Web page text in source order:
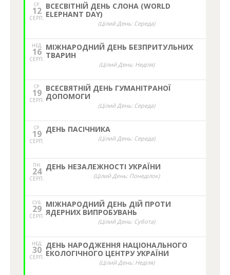
СР.
12
СЕРП.
ВСЕСВІТНІЙ ДЕНЬ СЛОНА (WORLD
ELEPHANT DAY)
(Цілий День: Середа)
НЕД,
16
СЕРП.
МІЖНАРОДНИЙ ДЕНЬ БЕЗПРИТУЛЬНИХ
ТВАРИН
(Цілий День: Неділя)
СР.
19
СЕРП.
ВСЕСВЯТНІЙ ДЕНЬ ГУМАНІТРАНОЇ
ДОПОМОГИ
(Цілий День: Середа)
СР.
19
СЕРП.
ДЕНЬ ПАСІЧНИКА
(Цілий День: Середа)
ПН.
24
СЕРП.
ДЕНЬ НЕЗАЛЕЖНОСТІ УКРАЇНИ
(Цілий День: Понеділок)
СУБ.
29
СЕРП.
МІЖНАРОДНИЙ ДЕНЬ ДІЙ ПРОТИ
ЯДЕРНИХ ВИПРОБУВАНЬ
(Цілий День: Субота)
НЕД,
30
СЕРП.
ДЕНЬ НАРОДЖЕННЯ НАЦІОНАЛЬНОГО
ЕКОЛОГІЧНОГО ЦЕНТРУ УКРАЇНИ
(Цілий День: Неділя)